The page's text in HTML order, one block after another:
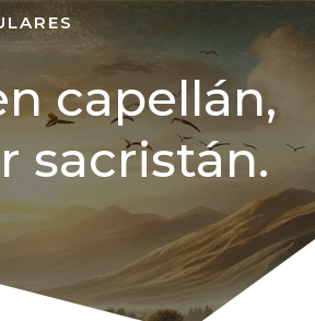
capellán,
sacristán.